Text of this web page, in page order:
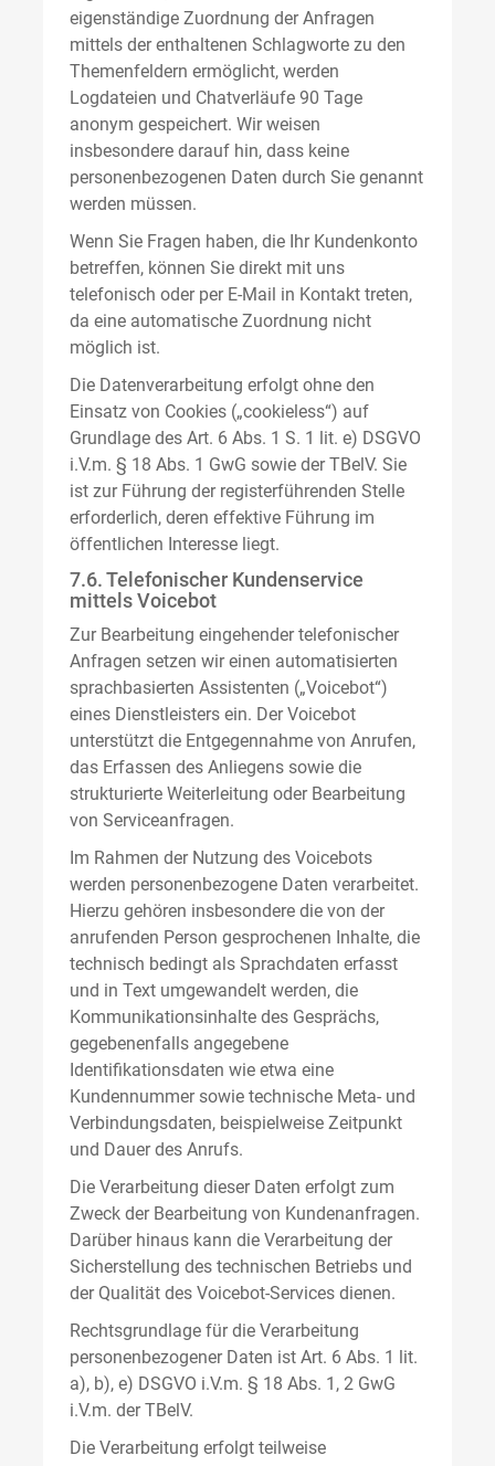
eigenständige Zuordnung der Anfragen
mittels der enthaltenen Schlagworte zu den
Themenfeldern ermöglicht, werden
Logdateien und Chatverläufe 90 Tage
anonym gespeichert. Wir weisen
insbesondere darauf hin, dass keine
personenbezogenen Daten durch Sie genannt
werden müssen.
Wenn Sie Fragen haben, die Ihr Kundenkonto
betreffen, können Sie direkt mit uns
telefonisch oder per E-Mail in Kontakt treten,
da eine automatische Zuordnung nicht
möglich ist.
Die Datenverarbeitung erfolgt ohne den
Einsatz von Cookies („cookieless“) auf
Grundlage des Art. 6 Abs. 1 S. 1 lit. e) DSGVO
i.V.m. § 18 Abs. 1 GwG sowie der TBelV. Sie
ist zur Führung der registerführenden Stelle
erforderlich, deren effektive Führung im
öffentlichen Interesse liegt.
7.6. Telefonischer Kundenservice
mittels Voicebot
Zur Bearbeitung eingehender telefonischer
Anfragen setzen wir einen automatisierten
sprachbasierten Assistenten („Voicebot“)
eines Dienstleisters ein. Der Voicebot
unterstützt die Entgegennahme von Anrufen,
das Erfassen des Anliegens sowie die
strukturierte Weiterleitung oder Bearbeitung
von Serviceanfragen.
Im Rahmen der Nutzung des Voicebots
werden personenbezogene Daten verarbeitet.
Hierzu gehören insbesondere die von der
anrufenden Person gesprochenen Inhalte, die
technisch bedingt als Sprachdaten erfasst
und in Text umgewandelt werden, die
Kommunikationsinhalte des Gesprächs,
gegebenenfalls angegebene
Identifikationsdaten wie etwa eine
Kundennummer sowie technische Meta- und
Verbindungsdaten, beispielweise Zeitpunkt
und Dauer des Anrufs.
Die Verarbeitung dieser Daten erfolgt zum
Zweck der Bearbeitung von Kundenanfragen.
Darüber hinaus kann die Verarbeitung der
Sicherstellung des technischen Betriebs und
der Qualität des Voicebot-Services dienen.
Rechtsgrundlage für die Verarbeitung
personenbezogener Daten ist Art. 6 Abs. 1 lit.
a), b), e) DSGVO i.V.m. § 18 Abs. 1, 2 GwG
i.V.m. der TBelV.
Die Verarbeitung erfolgt teilweise